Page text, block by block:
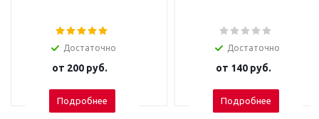
Достаточно
от 200 руб.
Подробнее
Достаточно
от 140 руб.
Подробнее